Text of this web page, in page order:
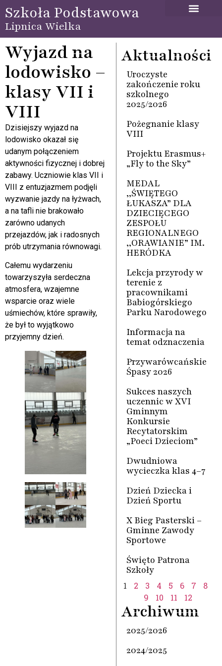
Szkoła Podstawowa
Lipnica Wielka
Wyjazd na
lodowisko –
klasy VII i
VIII
Dzisiejszy wyjazd na
lodowisko okazał się
udanym połączeniem
aktywności fizycznej i dobrej
zabawy. Uczniowie klas VII i
VIII z entuzjazmem podjęli
wyzwanie jazdy na łyżwach,
a na tafli nie brakowało
zarówno udanych
przejazdów, jak i radosnych
prób utrzymania równowagi.
Całemu wydarzeniu
towarzyszyła serdeczna
atmosfera, wzajemne
wsparcie oraz wiele
uśmiechów, które sprawiły,
że był to wyjątkowo
przyjemny dzień.
Aktualności
Uroczyste
zakończenie roku
szkolnego
2025/2026
Pożegnanie klasy
VIII
Projektu Erasmus+
„Fly to the Sky”
MEDAL
,,ŚWIĘTEGO
ŁUKASZA” DLA
DZIECIĘCEGO
ZESPOŁU
REGIONALNEGO
,,ORAWIANIE” IM.
HERÓDKA
Lekcja przyrody w
terenie z
pracownikami
Babiogórskiego
Parku Narodowego
Informacja na
temat odznaczenia
Przywarówcańskie
Śpasy 2026
Sukces naszych
uczennic w XVI
Gminnym
Konkursie
Recytatorskim
„Poeci Dzieciom”
Dwudniowa
wycieczka klas 4–7
Dzień Dziecka i
Dzień Sportu
X Bieg Pasterski –
Gminne Zawody
Sportowe
Święto Patrona
Szkoły
1 2 3 4 5 6 7
8
9
10 11 12
Archiwum
2025/2026
2024/2025